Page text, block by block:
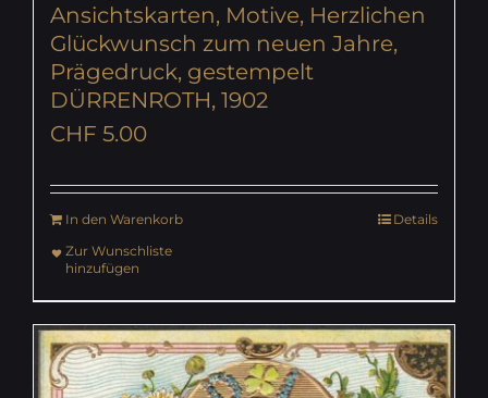
Ansichtskarten, Motive, Herzlichen
Glückwunsch zum neuen Jahre,
Prägedruck, gestempelt
DÜRRENROTH, 1902
CHF 5.00
In den Warenkorb
Details
Zur Wunschliste
hinzufügen